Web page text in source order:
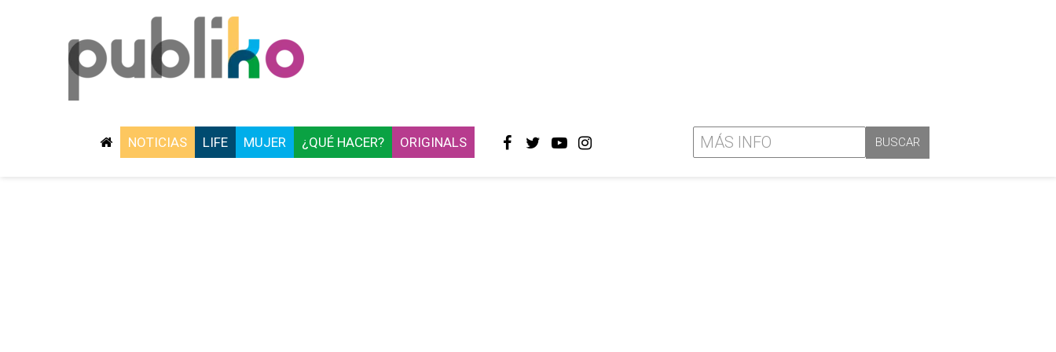
NOTICIAS LIFE MUJER ¿QUÉ HACER? ORIGINALS